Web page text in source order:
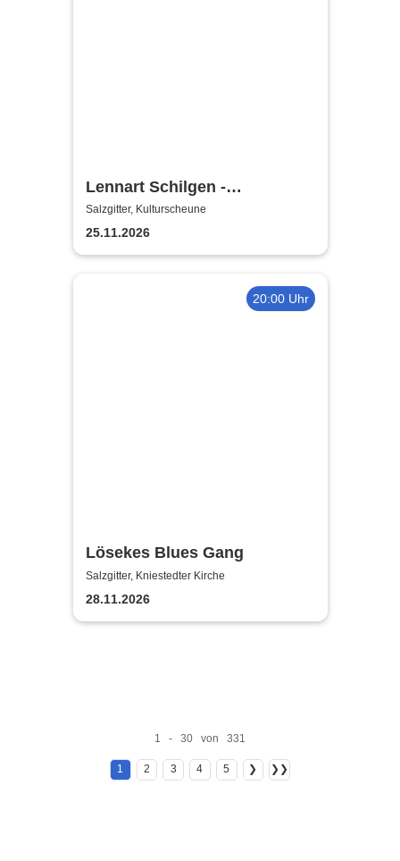
Lennart Schilgen -
Abwesenheitsnotizen
Salzgitter, Kulturscheune
25.11.2026
20:00 Uhr
Lösekes Blues Gang
Salzgitter, Kniestedter Kirche
28.11.2026
1 - 30 von 331
1 2 3 4 5 ❯ ❯❯